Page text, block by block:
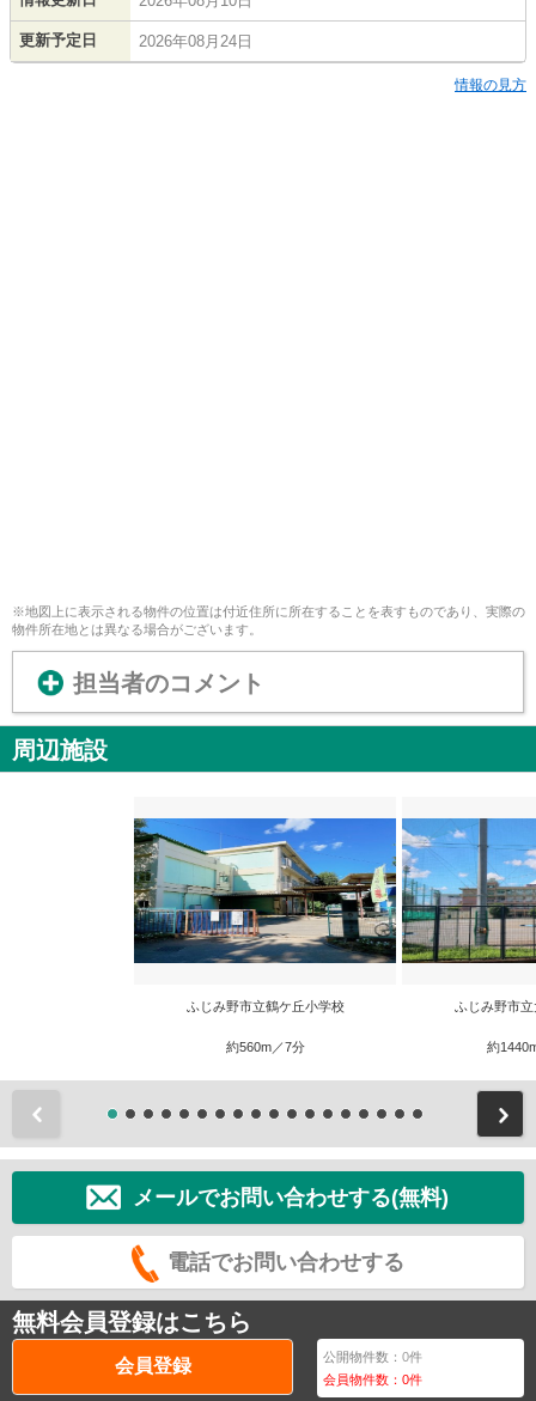
更新予定日 2026年08月24日
情報の見方
※地図上に表示される物件の位置は付近住所に所在することを表すものであり、実際の
物件所在地とは異なる場合がございます。
担当者のコメント
周辺施設
ふじみ野市立鶴ケ丘小学校
約560m／7分
ふじみ野市
約
メールでお問い合わせする(無料)
電話でお問い合わせする
無料会員登録はこちら
会員登録 公開物件数：0件
会員物件数：0件